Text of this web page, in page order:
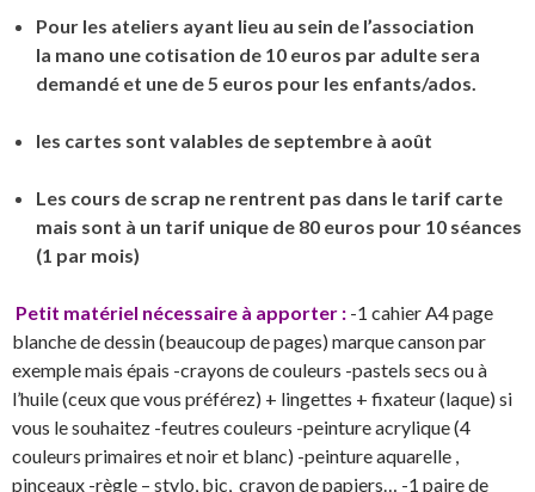
Pour les ateliers ayant lieu au sein de l’association
la mano une cotisation de 10 euros par adulte sera
demandé et une de 5 euros pour les enfants/ados.
les cartes sont valables de septembre à août
Les cours de scrap ne rentrent pas dans le tarif carte
mais sont à un tarif unique de 80 euros pour 10 séances
(1 par mois)
Petit matériel nécessaire à apporter : -1 cahier A4 page
blanche de dessin (beaucoup de pages) marque canson par
exemple mais épais -crayons de couleurs -pastels secs ou à
l’huile (ceux que vous préférez) + lingettes + fixateur (laque) si
vous le souhaitez -feutres couleurs -peinture acrylique (4
couleurs primaires et noir et blanc) -peinture aquarelle ,
pinceaux -règle – stylo, bic, crayon de papiers… -1 paire de